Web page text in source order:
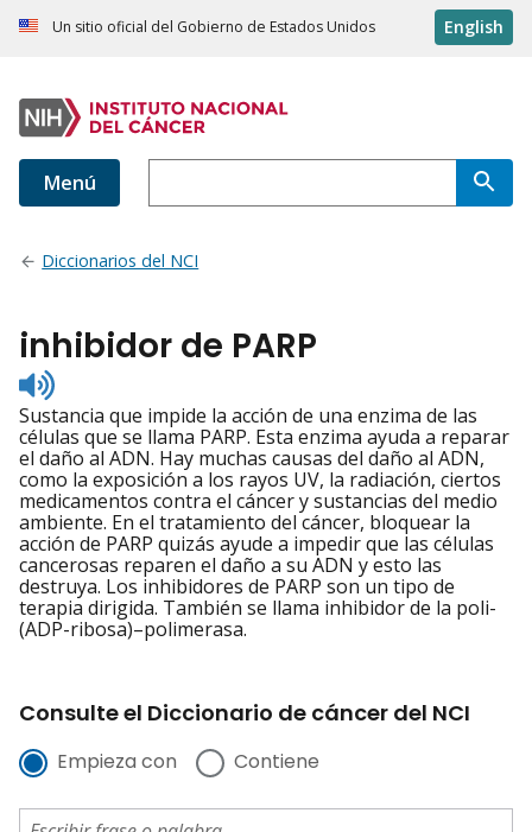
Un sitio oficial del Gobierno de Estados Unidos English
Menú
Diccionarios del NCI
inhibidor de PARP
Listen
to
pronunciation
Sustancia que impide la acción de una enzima de las
células que se llama PARP. Esta enzima ayuda a reparar
el daño al ADN. Hay muchas causas del daño al ADN,
como la exposición a los rayos UV, la radiación, ciertos
medicamentos contra el cáncer y sustancias del medio
ambiente. En el tratamiento del cáncer, bloquear la
acción de PARP quizás ayude a impedir que las células
cancerosas reparen el daño a su ADN y esto las
destruya. Los inhibidores de PARP son un tipo de
terapia dirigida. También se llama inhibidor de la poli-
(ADP-ribosa)–polimerasa.
Consulte el Diccionario de cáncer del NCI
Empieza con Contiene